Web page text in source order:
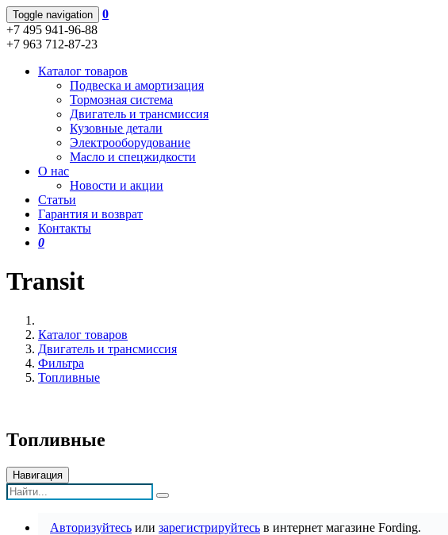
Toggle navigation
0
+7 495 941-96-88
+7 963 712-87-23
Каталог товаров
Подвеска и амортизация
Тормозная система
Двигатель и трансмиссия
Кузовные детали
Электрооборудование
Масло и спецжидкости
О нас
Новости и акции
Статьи
Гарантия и возврат
Контакты
0
Transit
Каталог товаров
Двигатель и трансмиссия
Фильтра
Топливные
Топливные
Навигация
Авторизуйтесь или зарегистрируйтесь в интернет магазине Fording.